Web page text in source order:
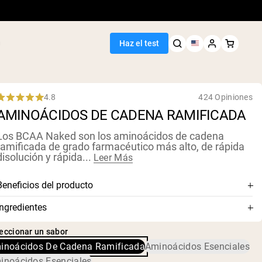
Haz el test
4.8 424 Opiniones
DE CADENA RAMIFICADA
BCAA Naked son los aminoácidos de cadena
de grado farmacéutico más alto, de rápida
y rápida... Leer Más
del producto
Aminoácidos de cadena ramificada de grado farmacéutico
Se disuelve y mezcla fácilmente
Fórmula de absorción rápida
Proporción 2:1:1 de Leucina, Isoleucina y Valina
Ingredientes
de Cadena Ramificada y Lecitina de Girasol
un sabor
De Cadena RamificadaAminoácidos Esenciales